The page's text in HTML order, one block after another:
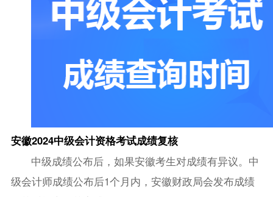
安徽2024中级会计资格考试成绩复核
中级成绩公布后，如果安徽考生对成绩有异议。中
级会计师成绩公布后1个月内，安徽财政局会发布成绩